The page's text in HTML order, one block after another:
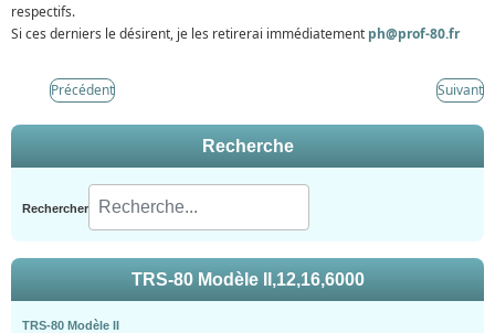
respectifs.
Si ces derniers le désirent, je les retirerai immédiatement ph@prof-80.fr
Précédent Suivant
Recherche
Rechercher
TRS-80 Modèle II,12,16,6000
TRS-80 Modèle II